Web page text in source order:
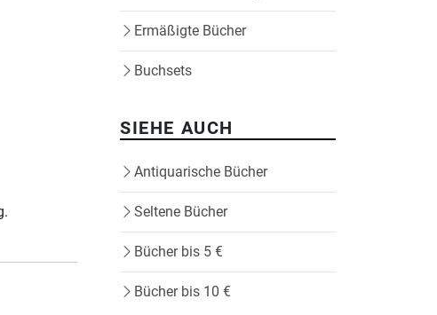
Ermäßigte Bücher
Buchsets
SIEHE AUCH
Antiquarische Bücher
Seltene Bücher
Bücher bis 5 €
Bücher bis 10 €